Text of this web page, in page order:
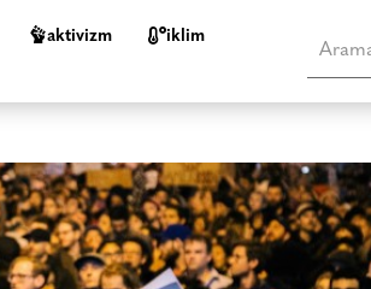
aktivizm i̇klim